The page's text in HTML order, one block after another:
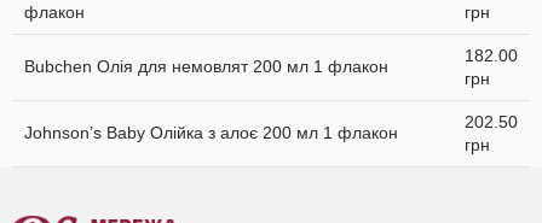
флакон
грн
Bubchen Олія для немовлят 200 мл 1 флакон
182.00
грн
Johnson’s Baby Олійка з алоє 200 мл 1 флакон
202.50
грн